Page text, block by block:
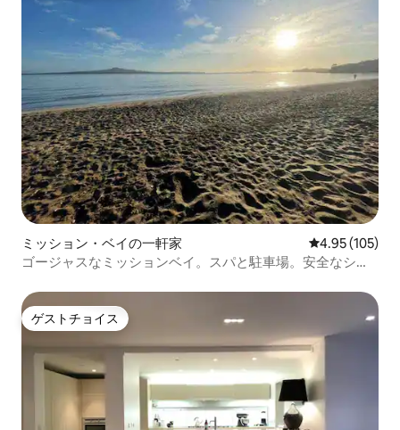
ミッション・ベイの一軒家 レビュー105
4.95 (105)
ゴージャスなミッションベイ。スパと駐車場。安全なシテ
ゲストチョイス
ゲストチョイス